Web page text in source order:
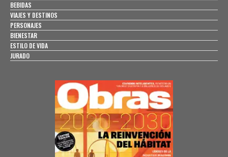
BEBIDAS
VIAJES Y DESTINOS
PERSONAJES
BIENESTAR
ESTILO DE VIDA
JURADO